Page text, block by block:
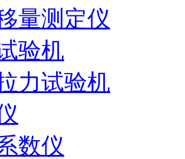
量测定仪
验机
力试验机
数仪